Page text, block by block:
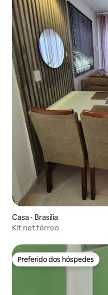
Casa ⋅ Brasília
Kit net térreo
Preferido dos hóspedes
Preferido dos hóspedes